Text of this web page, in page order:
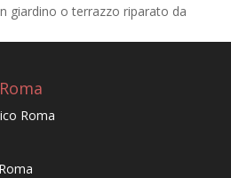
giardino o terrazzo riparato da
Roma